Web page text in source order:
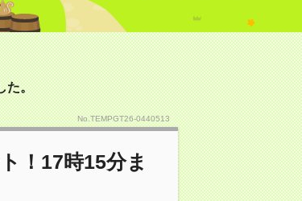
た。
No.TEMPGT26-0440513
！17時15分ま